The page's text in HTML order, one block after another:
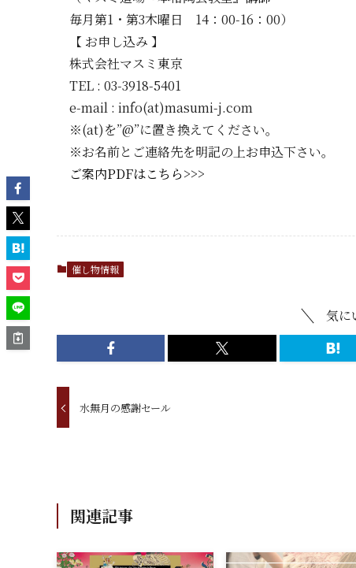
毎月第1・第3木曜日 14：00-16：00）
【 お申し込み 】
株式会社マスミ東京
TEL : 03-3918-5401
e-mail : info(at)masumi-j.com
※(at)を”@”に置き換えてください。
※お名前とご連絡先を明記の上お申込下さい。
ご案内PDFはこちら>>>
催し物情報
気に
水無月の感謝セール
関連記事